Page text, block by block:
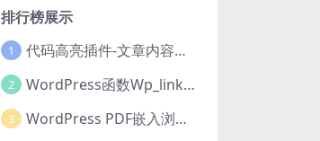
排行榜展示
1 代码高亮插件-文章内容模块展示
2 WordPress函数Wp_link_pages教程实现文章内容分页
3 WordPress PDF嵌入浏览器插件